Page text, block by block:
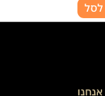
אנחנו